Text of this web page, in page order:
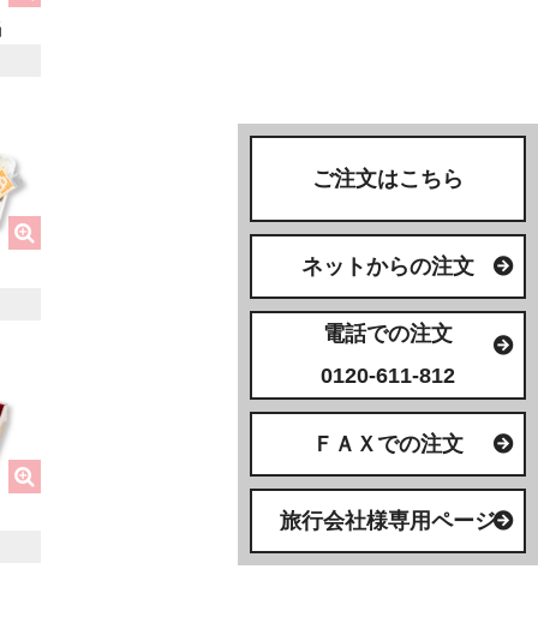
ご注文はこちら
ネットからの注文
電話での注文
0120-611-812
ＦＡＸでの注文
旅行会社様専用ページ